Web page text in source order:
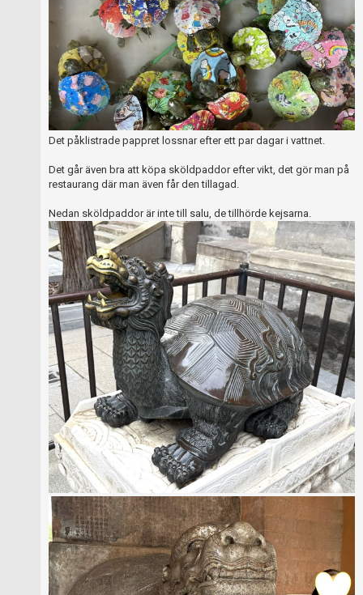
Det påklistrade pappret lossnar efter ett par dagar i vattnet.
Det går även bra att köpa sköldpaddor efter vikt, det gör man på
restaurang där man även får den tillagad.
Nedan sköldpaddor är inte till salu, de tillhörde kejsarna.